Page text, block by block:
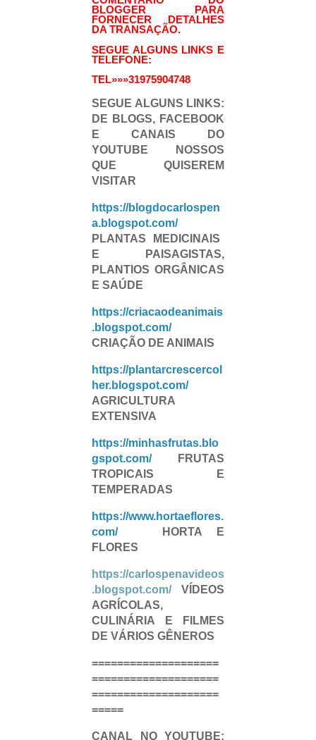
BLOGGER PARA
FORNECER DETALHES
DA TRANSAÇÃO.
SEGUE ALGUNS LINKS E
TELEFONE:
TEL»»»31975904748
SEGUE ALGUNS LINKS:
DE BLOGS, FACEBOOK
E CANAIS DO
YOUTUBE NOSSOS
QUE QUISEREM
VISITAR
https://blogdocarlospen
a.blogspot.com/
PLANTAS MEDICINAIS
E PAISAGISTAS,
PLANTIOS ORGÂNICAS
E SAÚDE
https://criacaodeanimais
.blogspot.com/
CRIAÇÃO DE ANIMAIS
https://plantarcrescercol
her.blogspot.com/
AGRICULTURA
EXTENSIVA
https://minhasfrutas.blo
gspot.com/FRUTAS
TROPICAIS E
TEMPERADAS
https://www.hortaeflores.
com/HORTA E
FLORES
https://carlospenavideos
.blogspot.com/VÍDEOS
AGRÍCOLAS,
CULINÁRIA E FILMES
DE VÁRIOS GÊNEROS
====================
====================
====================
=====
CANAL NO YOUTUBE: